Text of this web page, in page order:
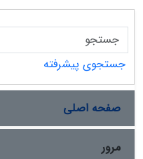
جستجوی پیشرفته
صفحه اصلی
مرور